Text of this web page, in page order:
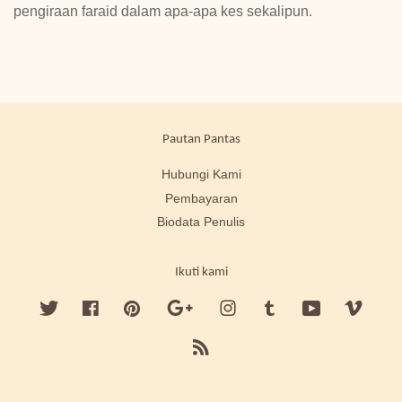
pengiraan faraid dalam apa-apa kes sekalipun.
Pautan Pantas
Hubungi Kami
Pembayaran
Biodata Penulis
Ikuti kami
Twitter FacebookPinterest Google InstagramTumblr YouTube